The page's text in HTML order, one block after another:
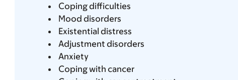
Coping difficulties
Mood disorders
Existential distress
Adjustment disorders
Anxiety
Coping with cancer